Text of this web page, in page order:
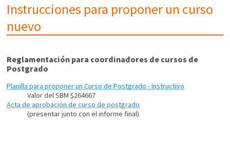
Instrucciones para proponer un curso
nuevo
Reglamentación para coordinadores de cursos de
Postgrado
Planilla para proponer un Curso de Postgrado - Instructivo
Valor del SBM $264667
Acta de aprobación de curso de postgrado
(presentar junto con el informe final)